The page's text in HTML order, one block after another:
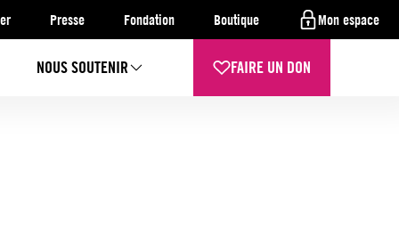
Presse Fondation Boutique Mon espace
NOUS SOUTENIR FAIRE UN DON